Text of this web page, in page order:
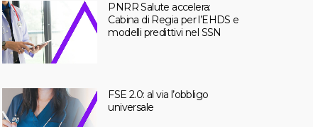
PNRR Salute accelera:
Cabina di Regia per l’EHDS e
modelli predittivi nel SSN
FSE 2.0: al via l’obbligo
universale